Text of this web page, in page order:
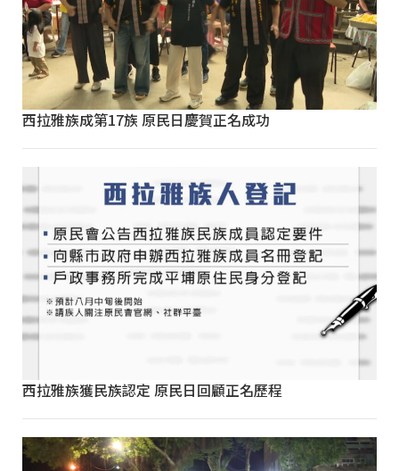
西拉雅族成第17族 原民日慶賀正名成功
西拉雅族獲民族認定 原民日回顧正名歷程